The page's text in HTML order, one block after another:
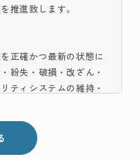
推進致します。
正確かつ最新の状態に
紛失・破損・改ざん・
ティシステムの維持・
管理を行ないます。